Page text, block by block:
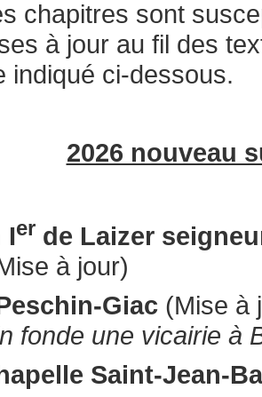
chapitres sont
à jour au fil des
indiqué ci-dessous.
2026 nouveau
Ier de Laizer
à jour)
Giac (Mise à
fonde une vicairie à
Saint-Jean-